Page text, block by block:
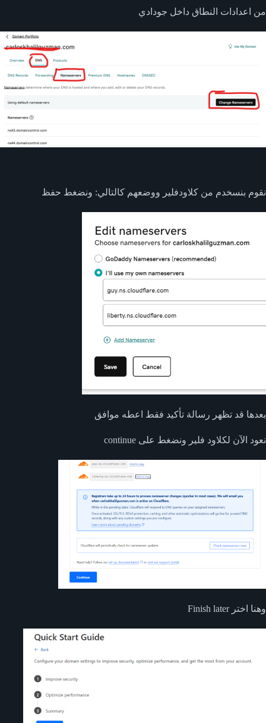
من اعدادات النطاق داخل جودادي
نقوم بنسخدم من كلاودفلير ووضعهم كالتالي: ونضغط حفظ
بعدها قد تظهر رسالة تأكيد فقط اعطه موافق
نعود الآن لكلاود فلير ونضغط على continue
وهنا اختر Finish later